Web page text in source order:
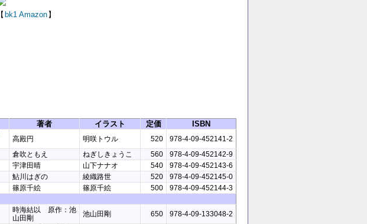
【 bk1 Amazon 】
著者 イラスト 定価 ISBN
高殿円 明咲トウル 520
978-4-09-452141-2
倉吹ともえ ねぎしきょうこ 560
978-4-09-452142-9
宇津田晴 山下ナナオ 540
978-4-09-452143-6
鮎川はぎの 綾織路世 520
978-4-09-452145-0
篠原千絵 篠原千絵 500 978-4-09-452144-3
時海結以 原作：池
山田剛
池山田剛 650 978-4-09-133048-2